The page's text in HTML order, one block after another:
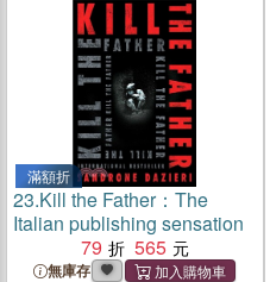
滿額折
23.Kill the Father：The
Italian publishing sensation
79
565
無庫存